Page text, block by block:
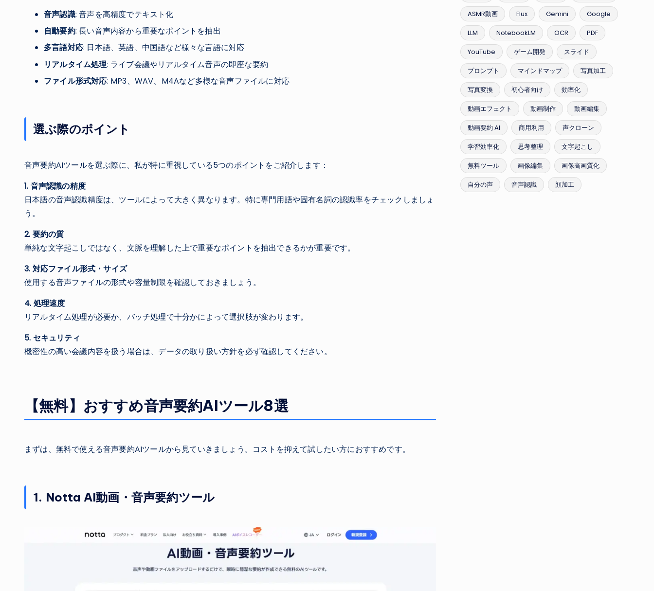
音声認識: 音声を高精度でテキスト化
自動要約: 長い音声内容から重要なポイントを抽出
多言語対応: 日本語、英語、中国語など様々な言語に対応
リアルタイム処理: ライブ会議やリアルタイム音声の即座な要約
ファイル形式対応: MP3、WAV、M4Aなど多様な音声ファイルに対応
選ぶ際のポイント
音声要約AIツールを選ぶ際に、私が特に重視している5つのポイントをご紹介します：
1. 音声認識の精度
日本語の音声認識精度は、ツールによって大きく異なります。特に専門用語や固有名詞の認識率をチェックしましょ
う。
2. 要約の質
単純な文字起こしではなく、文脈を理解した上で重要なポイントを抽出できるかが重要です。
3. 対応ファイル形式・サイズ
使用する音声ファイルの形式や容量制限を確認しておきましょう。
4. 処理速度
リアルタイム処理が必要か、バッチ処理で十分かによって選択肢が変わります。
5. セキュリティ
機密性の高い会議内容を扱う場合は、データの取り扱い方針を必ず確認してください。
【無料】おすすめ音声要約AIツール8選
まずは、無料で使える音声要約AIツールから見ていきましょう。コストを抑えて試したい方におすすめです。
1. Notta AI動画・音声要約ツール
ASMR動画 Flux Gemini Google
LLM NotebookLM OCR PDF
YouTube ゲーム開発 スライド
プロンプト マインドマップ 写真加工
写真変換 初心者向け 効率化
動画エフェクト 動画制作 動画編集
動画要約 AI 商用利用 声クローン
学習効率化 思考整理 文字起こし
無料ツール 画像編集 画像高画質化
自分の声 音声認識 顔加工